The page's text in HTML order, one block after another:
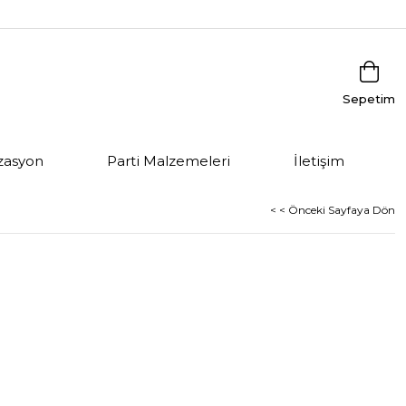
Sepetim
Parti Malzemeleri İletişim
< < Önceki Sayfaya Dön